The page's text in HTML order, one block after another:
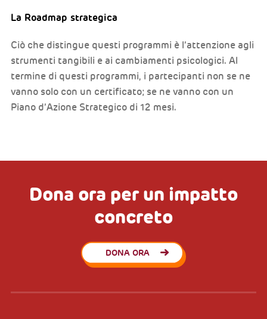
La Roadmap strategica
Ciò che distingue questi programmi è l’attenzione agli
strumenti tangibili e ai cambiamenti psicologici. Al
termine di questi programmi, i partecipanti non se ne
vanno solo con un certificato; se ne vanno con un
Piano d’Azione Strategico di 12 mesi.
Dona ora per un impatto
concreto
DONA ORA